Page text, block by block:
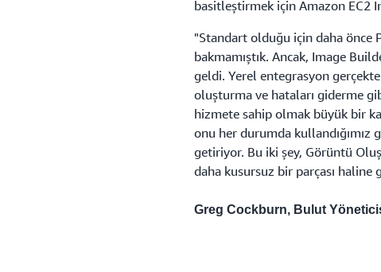
basitleştirmek için Amazon EC2
"Standart olduğu için daha önce
bakmamıştık. Ancak, Image
geldi. Yerel entegrasyon
oluşturma ve hataları giderme
hizmete sahip olmak büyük bir
onu her durumda
getiriyor. Bu iki şey, Görüntü
daha kusursuz bir parçası haline
Greg Cockburn, Bulut